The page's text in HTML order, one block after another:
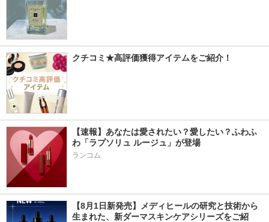
クチコミ★高評価獲得アイテムをご紹介！
【速報】あなたは愛されたい？愛したい？ふわふ
わ「ラプソリュ ルージュ」が登場
ランコム
【8月1日新発売】メディヒールの研究と技術から
生まれた、新ダーマスキンケアシリーズをご紹